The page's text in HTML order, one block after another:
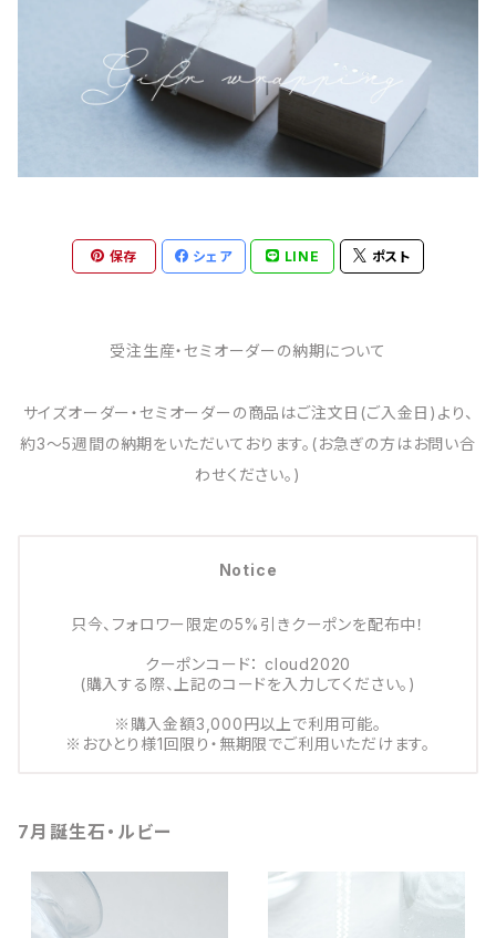
保存 シェア LINE ポスト
受注生産・セミオーダーの納期について
サイズオーダー・セミオーダーの商品はご注文日(ご入金日)より、
約3～5週間の納期をいただいております。(お急ぎの方はお問い合
わせください。)
Notice
只今、フォロワー限定の5%引きクーポンを配布中！
クーポンコード： cloud2020
(購入する際、上記のコードを入力してください。)
※購入金額3,000円以上で利用可能。
※おひとり様1回限り・無期限でご利用いただけます。
7月誕生石・ルビー